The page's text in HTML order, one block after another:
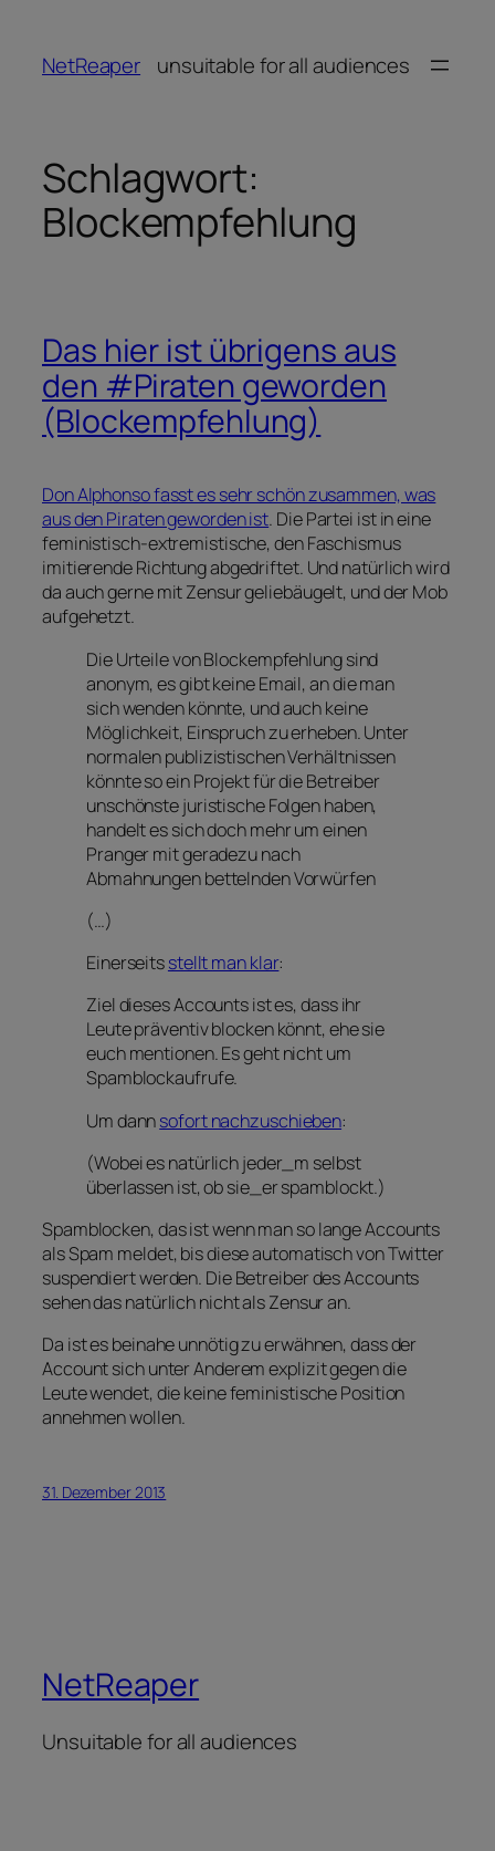
springen
NetReaper unsuitable for all audiences
Schlagwort:
Blockempfehlung
Das hier ist übrigens aus
den #Piraten geworden
(Blockempfehlung)
Don Alphonso fasst es sehr schön zusammen, was
aus den Piraten geworden ist. Die Partei ist in eine
feministisch-extremistische, den Faschismus
imitierende Richtung abgedriftet. Und natürlich wird
da auch gerne mit Zensur geliebäugelt, und der Mob
aufgehetzt.
Die Urteile von Blockempfehlung sind
anonym, es gibt keine Email, an die man
sich wenden könnte, und auch keine
Möglichkeit, Einspruch zu erheben. Unter
normalen publizistischen Verhältnissen
könnte so ein Projekt für die Betreiber
unschönste juristische Folgen haben,
handelt es sich doch mehr um einen
Pranger mit geradezu nach
Abmahnungen bettelnden Vorwürfen
(…)
Einerseitsstellt man klar:
Ziel dieses Accounts ist es, dass ihr
Leute präventiv blocken könnt, ehe sie
euch mentionen. Es geht nicht um
Spamblockaufrufe.
Um dannsofort nachzuschieben:
(Wobei es natürlich jeder_m selbst
überlassen ist, ob sie_er spamblockt.)
Spamblocken, das ist wenn man so lange Accounts
als Spam meldet, bis diese automatisch von Twitter
suspendiert werden. Die Betreiber des Accounts
sehen das natürlich nicht als Zensur an.
Da ist es beinahe unnötig zu erwähnen, dass der
Account sich unter Anderem explizit gegen die
Leute wendet, die keine feministische Position
annehmen wollen.
31. Dezember 2013
NetReaper
Unsuitable for all audiences